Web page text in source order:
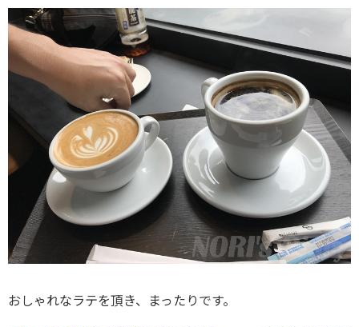
おしゃれなラテを頂き、まったりです。